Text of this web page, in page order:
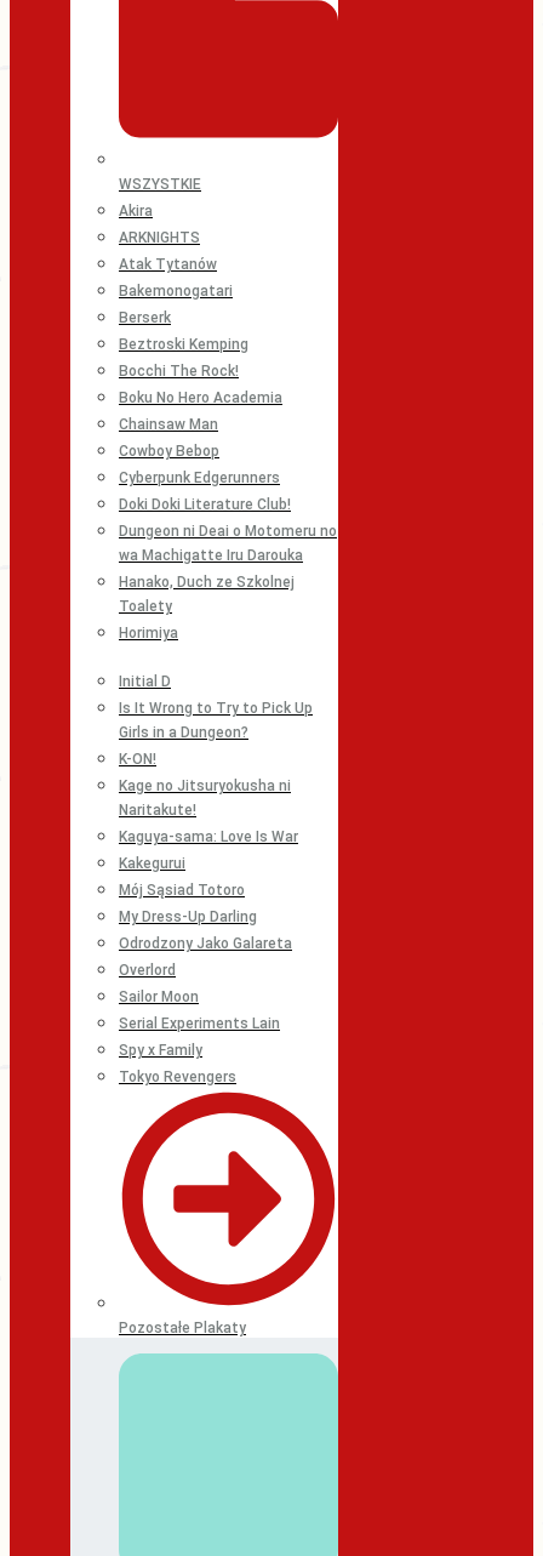
WSZYSTKIE
Akira
ARKNIGHTS
Atak Tytanów
Bakemonogatari
Berserk
Beztroski Kemping
Bocchi The Rock!
Boku No Hero Academia
Chainsaw Man
Cowboy Bebop
Cyberpunk Edgerunners
Doki Doki Literature Club!
Dungeon ni Deai o Motomeru no
wa Machigatte Iru Darouka
Hanako, Duch ze Szkolnej
Toalety
Horimiya
Initial D
Is It Wrong to Try to Pick Up
Girls in a Dungeon?
K-ON!
Kage no Jitsuryokusha ni
Naritakute!
Kaguya-sama: Love Is War
Kakegurui
Mój Sąsiad Totoro
My Dress-Up Darling
Odrodzony Jako Galareta
Overlord
Sailor Moon
Serial Experiments Lain
Spy x Family
Tokyo Revengers
Pozostałe Plakaty